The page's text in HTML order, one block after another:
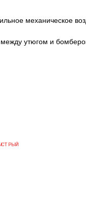
механическое
между утюгом и